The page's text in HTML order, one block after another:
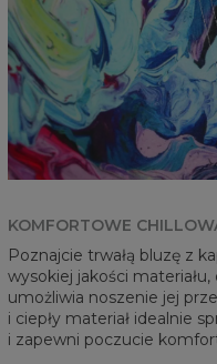
KOMFORTOWE
Poznajcie trwałą bluzę z
wysokiej jakości
umożliwia noszenie jej
i ciepły materiał idealnie
i zapewni poczucie